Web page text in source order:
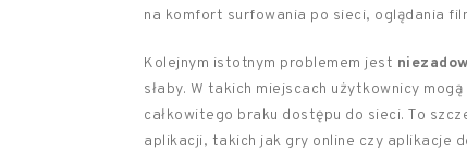
na komfort surfowania po sieci, oglądania
Kolejnym istotnym problemem jest
słaby. W takich miejscach użytkownicy
całkowitego braku dostępu do sieci. To
aplikacji, takich jak gry online czy aplikacje